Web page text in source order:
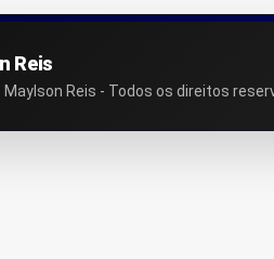
Reis
Reis - Todos os direitos